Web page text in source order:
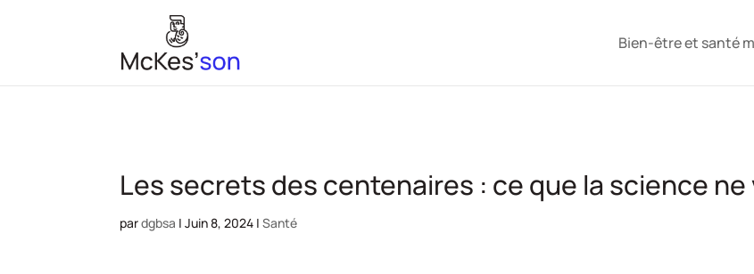
Bien-être et santé
Les secrets des centenaires : ce que la science
pardgbsa |Juin 8, 2024 |Santé